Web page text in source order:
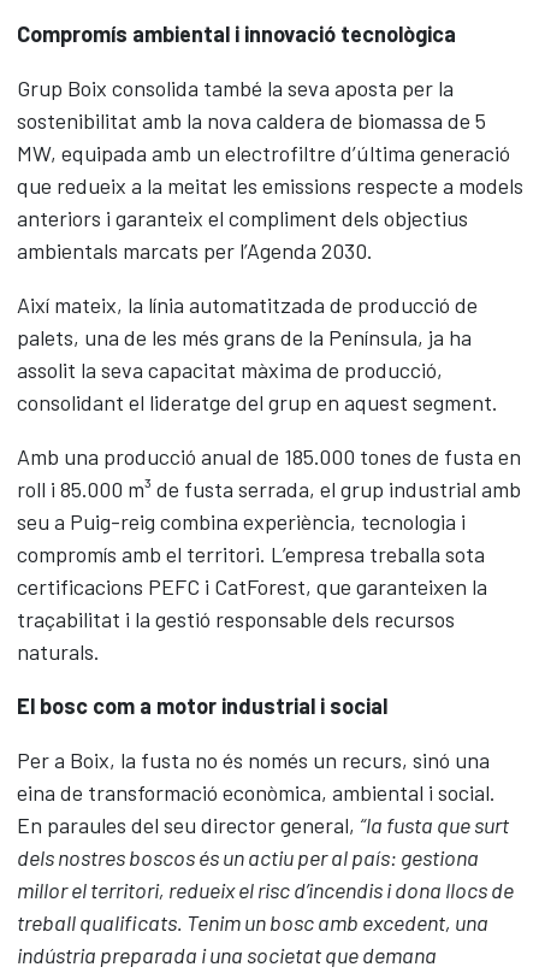
Compromís ambiental i innovació tecnològica
Grup Boix consolida també la seva aposta per la
sostenibilitat amb la nova caldera de biomassa de 5
MW, equipada amb un electrofiltre d’última generació
que redueix a la meitat les emissions respecte a models
anteriors i garanteix el compliment dels objectius
ambientals marcats per l’Agenda 2030.
Així mateix, la línia automatitzada de producció de
palets, una de les més grans de la Península, ja ha
assolit la seva capacitat màxima de producció,
consolidant el lideratge del grup en aquest segment.
Amb una producció anual de 185.000 tones de fusta en
roll i 85.000 m³ de fusta serrada, el grup industrial amb
seu a Puig-reig combina experiència, tecnologia i
compromís amb el territori. L’empresa treballa sota
certificacions PEFC i CatForest, que garanteixen la
traçabilitat i la gestió responsable dels recursos
naturals.
El bosc com a motor industrial i social
Per a Boix, la fusta no és només un recurs, sinó una
eina de transformació econòmica, ambiental i social.
En paraules del seu director general, “la fusta que surt
dels nostres boscos és un actiu per al país: gestiona
millor el territori, redueix el risc d’incendis i dona llocs de
treball qualificats. Tenim un bosc amb excedent, una
indústria preparada i una societat que demana